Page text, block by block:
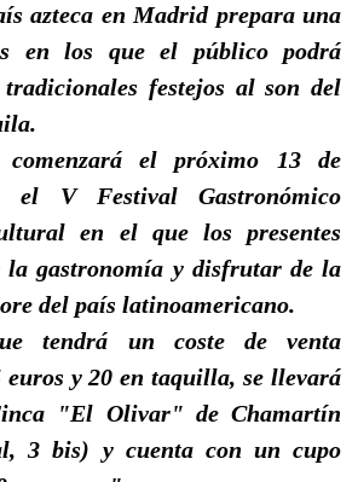
azteca en Madrid prepara una
en los que el público podrá
festejos al son del
comenzará el próximo 13 de
el V Festival Gastronómico
en el que los presentes
la gastronomía y disfrutar de la
del país latinoamericano.
tendrá un coste de venta
euros y 20 en taquilla, se llevará
"El Olivar" de Chamartín
3 bis) y cuenta con un cupo